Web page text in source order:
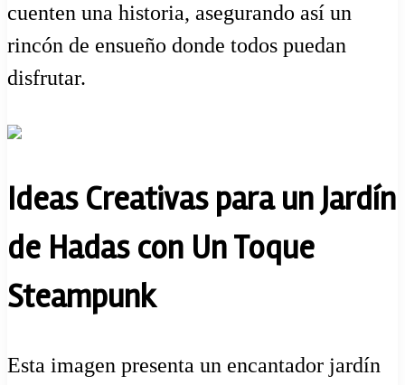
cuenten una historia, asegurando así un
rincón de ensueño donde todos puedan
disfrutar.
Ideas Creativas para un Jardín
de Hadas con Un Toque
Steampunk
Esta imagen presenta un encantador jardín